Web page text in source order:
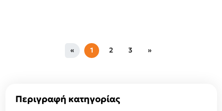
« 1 2 3 »
Περιγραφή κατηγορίας